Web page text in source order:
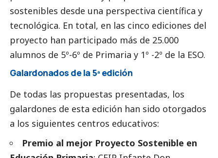
sostenibles desde una perspectiva científica y
tecnológica. En total, en las cinco ediciones del
proyecto han participado más de 25.000
alumnos de 5º-6º de Primaria y 1º -2º de la ESO.
Galardonados de la 5ª edición
De todas las propuestas presentadas, los
galardones de esta edición han sido otorgados
a los siguientes centros educativos:
Premio al mejor Proyecto Sostenible en